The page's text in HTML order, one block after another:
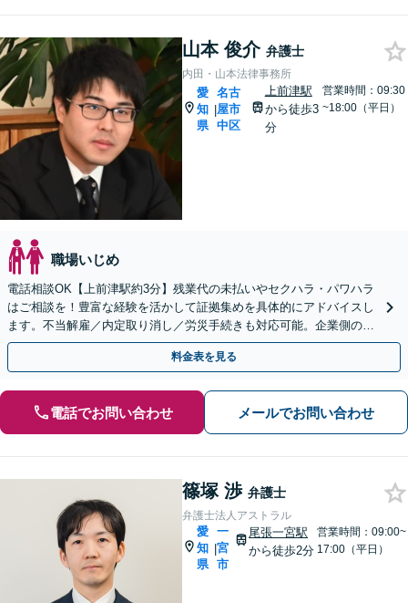
山本 俊介 弁護士
内田・山本法律事務所
愛
知
県
|
名古
屋市
中区
上前津駅
から徒歩3
分
営業時間：09:30
~18:00（平日）
職場いじめ
電話相談OK【上前津駅約3分】残業代の未払いやセクハラ・パワハラ
はご相談を！豊富な経験を活かして証拠集めを具体的にアドバイスし
ます。不当解雇／内定取り消し／労災手続きも対応可能。企業側のご
相談も対応可【初回相談無料】
料金表を見る
電話でお問い合わせ メールでお問い合わせ
篠塚 渉 弁護士
弁護士法人アストラル
愛
知
県
|
一
宮
市
尾張一宮駅
から徒歩2分
営業時間：09:00~
17:00（平日）